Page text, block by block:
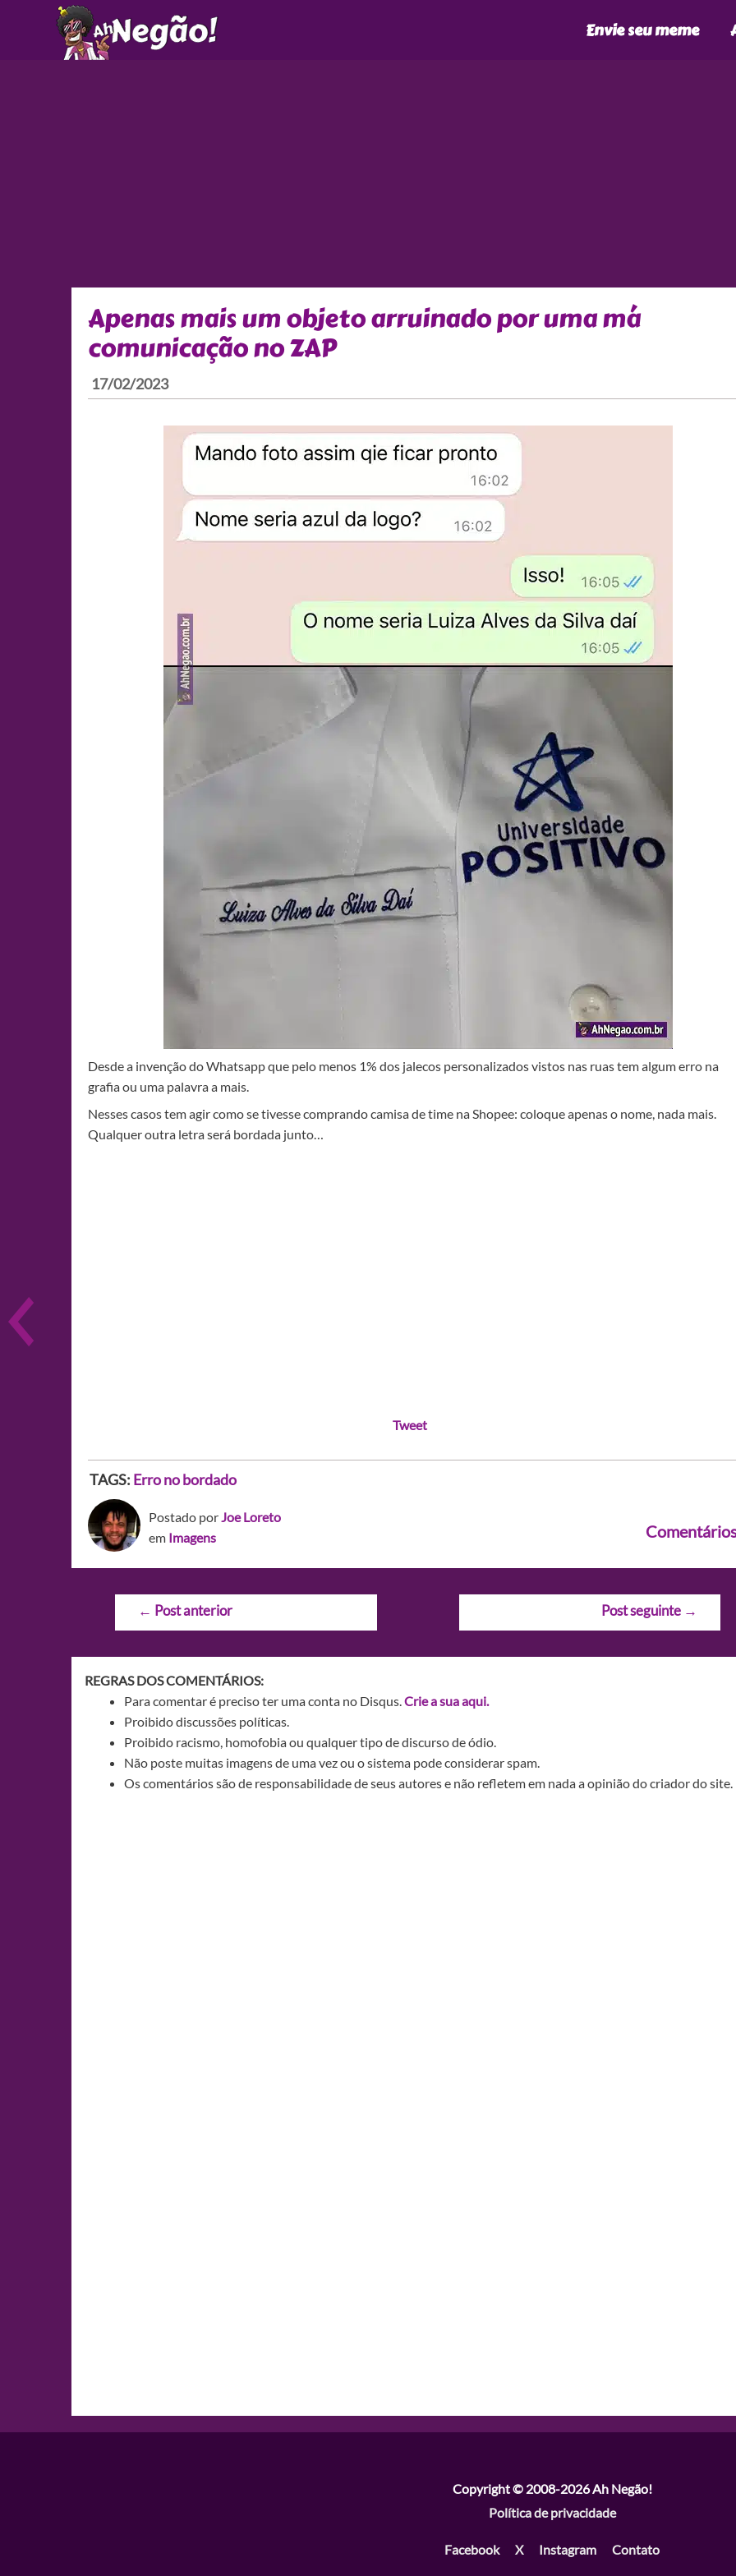
Envie seu meme
Apenas mais um objeto arruinado por uma má
comunicação no ZAP
17/02/2023
Desde a invenção do Whatsapp que pelo menos 1% dos jalecos personalizados vistos nas ruas tem algum erro na
grafia ou uma palavra a mais.
Nesses casos tem agir como se tivesse comprando camisa de time na Shopee: coloque apenas o nome, nada mais.
Qualquer outra letra será bordada junto…
Tweet
TAGS: Erro no bordado
Postado porJoe Loreto
em Imagens
Navegação
← Post anterior Post seguinte →
REGRAS DOS COMENTÁRIOS:
Para comentar é preciso ter uma conta no Disqus.Crie a sua aqui.
Proibido discussões políticas.
Proibido racismo, homofobia ou qualquer tipo de discurso de ódio.
Não poste muitas imagens de uma vez ou o sistema pode considerar spam.
Os comentários são de responsabilidade de seus autores e não refletem em nada a opinião do criador do site.
Copyright © 2008-2026Ah Negão!
Política de privacidade
Facebook X Instagram Contato